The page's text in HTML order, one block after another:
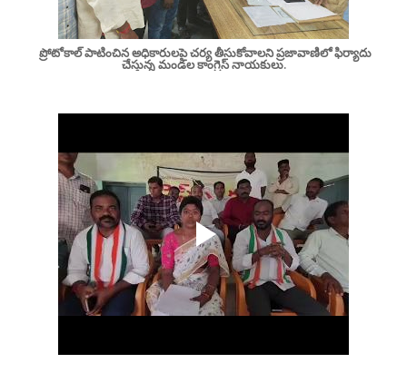
ప్రోటోకాల్ పాటించిన అధికారులపై చర్య తీసుకోవాలని ప్రజావాణిలో ఫిర్యాదు
చేస్తున్న మండల కాంగ్రెస్ నాయకులు.